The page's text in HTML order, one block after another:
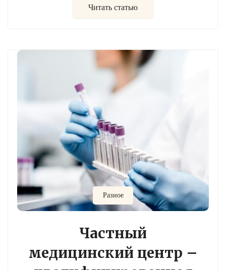
Читать статью
Разное
Частный
медицинский центр –